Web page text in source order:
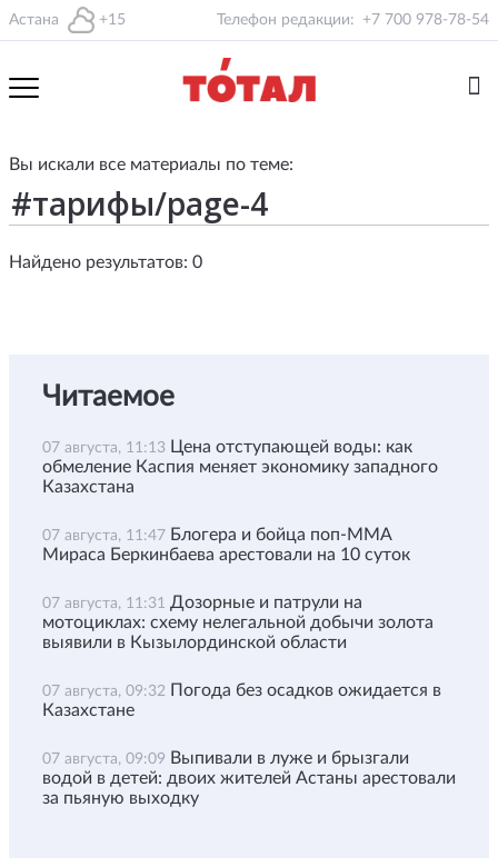
Астана +15 Телефон редакции: +7 700 978-78-54
Вы искали все материалы по теме:
Найдено результатов: 0
Читаемое
07 августа, 11:13 Цена отступающей воды: как
обмеление Каспия меняет экономику западного
Казахстана
07 августа, 11:47 Блогера и бойца поп-ММА
Мираса Беркинбаева арестовали на 10 суток
07 августа, 11:31 Дозорные и патрули на
мотоциклах: схему нелегальной добычи золота
выявили в Кызылординской области
07 августа, 09:32 Погода без осадков ожидается в
Казахстане
07 августа, 09:09 Выпивали в луже и брызгали
водой в детей: двоих жителей Астаны арестовали
за пьяную выходку